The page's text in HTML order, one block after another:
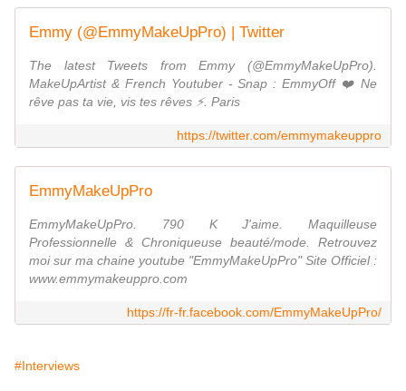
Emmy (@EmmyMakeUpPro) | Twitter
The latest Tweets from Emmy (@EmmyMakeUpPro).
MakeUpArtist & French Youtuber - Snap : EmmyOff ❤️ Ne
rêve pas ta vie, vis tes rêves ⚡️. Paris
https://twitter.com/emmymakeuppro
EmmyMakeUpPro
EmmyMakeUpPro. 790 K J'aime. Maquilleuse
Professionnelle & Chroniqueuse beauté/mode. Retrouvez
moi sur ma chaine youtube "EmmyMakeUpPro" Site Officiel :
www.emmymakeuppro.com
https://fr-fr.facebook.com/EmmyMakeUpPro/
#Interviews